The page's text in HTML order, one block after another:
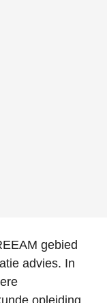
gebied
advies. In